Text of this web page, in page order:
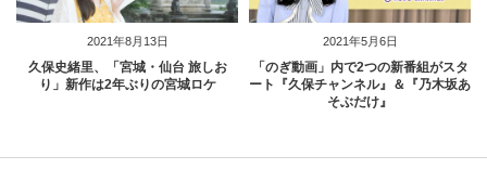
2021年8月13日
久保史緒里、「宮城・仙台 旅しお
り」新作は2年ぶりの宮城ロケ
2021年5月6日
「のぎ動画」内で2つの新番組がスタ
ート『久保チャンネル』＆『乃木坂あ
そぶだけ』